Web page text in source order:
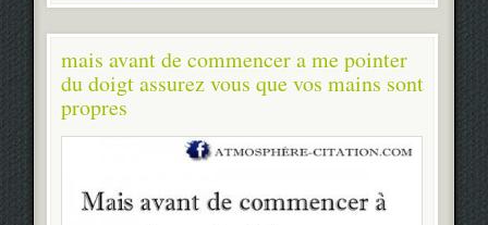
mais avant de commencer a me pointer
du doigt assurez vous que vos mains sont
propres